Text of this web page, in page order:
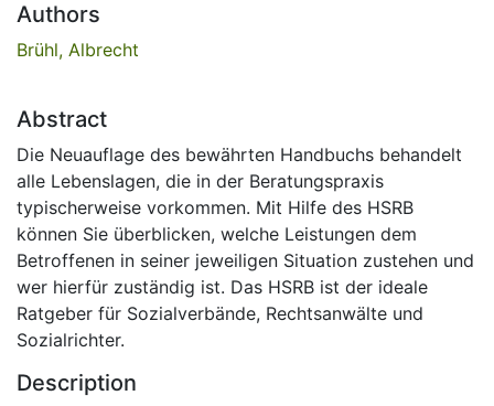
Authors
Brühl, Albrecht
Abstract
Die Neuauflage des bewährten Handbuchs behandelt
alle Lebenslagen, die in der Beratungspraxis
typischerweise vorkommen. Mit Hilfe des HSRB
können Sie überblicken, welche Leistungen dem
Betroffenen in seiner jeweiligen Situation zustehen und
wer hierfür zuständig ist. Das HSRB ist der ideale
Ratgeber für Sozialverbände, Rechtsanwälte und
Sozialrichter.
Description